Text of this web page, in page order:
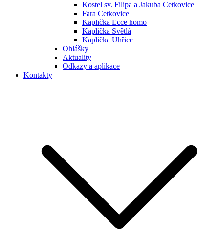
Kostel sv. Filipa a Jakuba Cetkovice
Fara Cetkovice
Kaplička Ecce homo
Kaplička Světlá
Kaplička Uhřice
Ohlášky
Aktuality
Odkazy a aplikace
Kontakty